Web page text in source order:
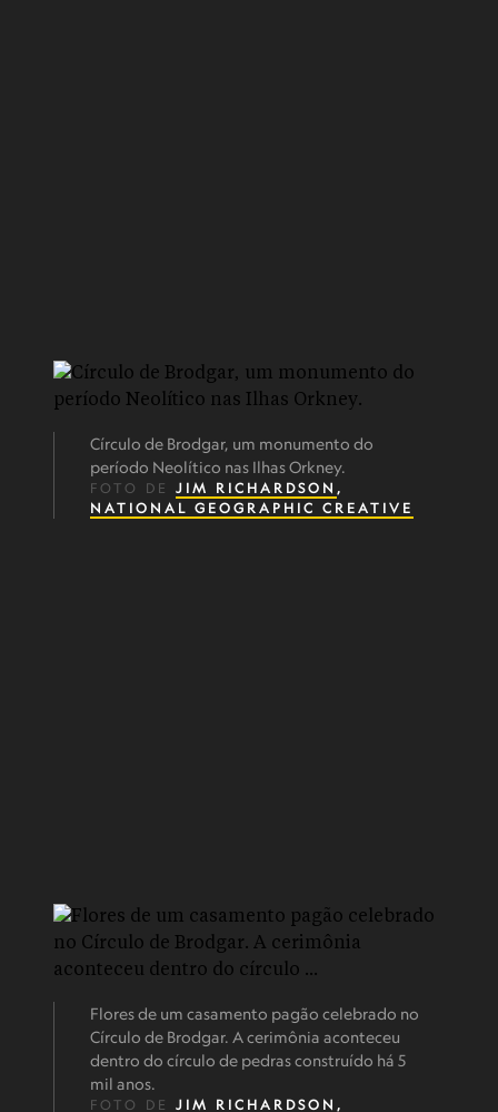
Círculo de Brodgar, um monumento do
período Neolítico nas Ilhas Orkney.
FOTO DE JIM RICHARDSON ,
NATIONAL GEOGRAPHIC CREATIVE
Flores de um casamento pagão celebrado no
Círculo de Brodgar. A cerimônia aconteceu
dentro do círculo de pedras construído há 5
mil anos.
FOTO DE JIM RICHARDSON ,